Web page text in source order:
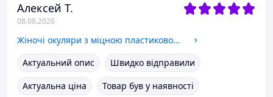
Алексей Т.
08.08.2026
Жіночі окуляри з міцною пластиковою оправою і прозорими лінзами, для читання плюс і мінус Код 550 білий
Актуальний опис
Швидко відправили
Актуальна ціна
Товар був у наявності